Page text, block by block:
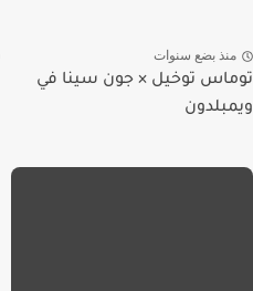
منذ بضع سنوات
توماس توخيل × جون سينا في
ويمبلدون